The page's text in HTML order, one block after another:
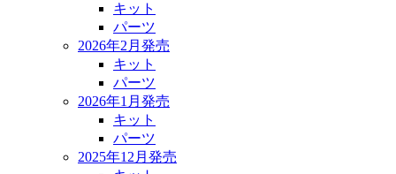
キット
パーツ
2026年2月発売
キット
パーツ
2026年1月発売
キット
パーツ
2025年12月発売